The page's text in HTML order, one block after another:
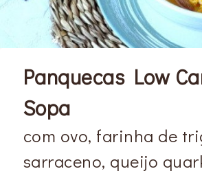
Panquecas Low
Sopa
com ovo, farinha de
sarraceno, queijo